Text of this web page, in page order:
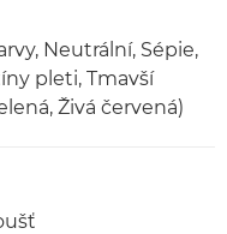
Neutrální, Sépie,
pleti, Tmavší
Živá červená)